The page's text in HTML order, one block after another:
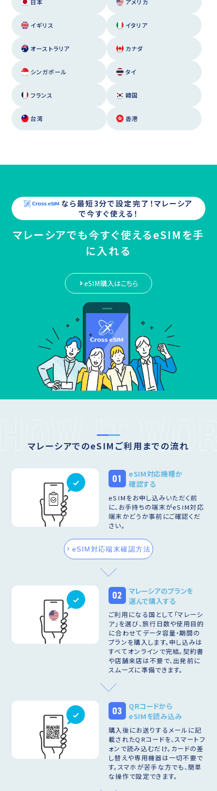
イギリス イタリア
オーストラリア カナダ
シンガポール タイ
フランス 韓国
台湾 香港
なら最短3分で設定完了！マレーシア
で今すぐ使える！
マレーシアでも今すぐ使えるeSIMを手
に入れる
eSIM購入はこちら
マレーシアでのeSIMご利用までの流れ
01
eSIM対応機種か
確認する
eSIMをお申し込みいただく前
に、お手持ちの端末がeSIM対応
端末かどうか事前にご確認くだ
さい。
eSIM対応端末確認方法
02
マレーシアのプランを
選んで購入する
ご利用になる国として「マレーシ
ア」を選び、旅行日数や使用目的
に合わせてデータ容量・期間の
プランを購入します。申し込みは
すべてオンラインで完結。契約書
や店舗来店は不要で、出発前に
スムーズに準備できます。
03
QRコードから
eSIMを読み込み
購入後にお送りするメールに記
載されたQRコードを、スマートフ
ォンで読み込むだけ。カードの差
し替えや専用機器は一切不要で
す。スマホが苦手な方でも、簡単
な操作で設定できます。